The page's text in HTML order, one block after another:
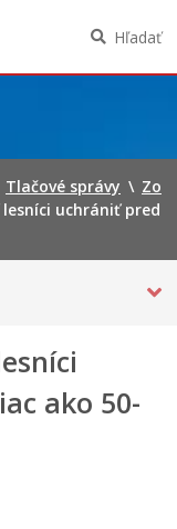
Hľadať
Tlačové správy \ Zo
uchrániť pred
ako 50-